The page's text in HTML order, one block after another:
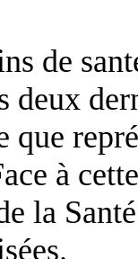
de
deux
à
la